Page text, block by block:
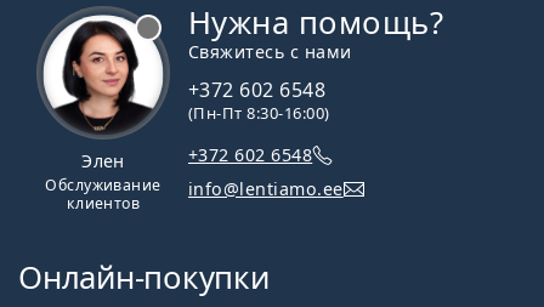
Элен
Обслуживание
клиентов
Нужна помощь?
Свяжитесь с нами
+372 602 6548
(Пн-Пт 8:30-16:00)
+372 602 6548
info@lentiamo.ee
Онлайн-покупки